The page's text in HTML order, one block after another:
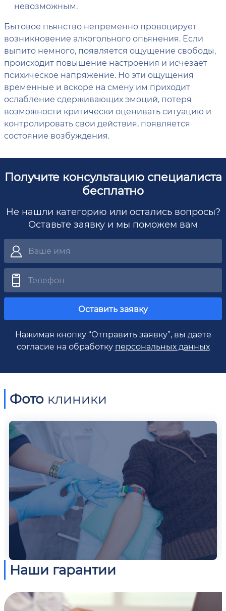
невозможным.
Бытовое пьянство непременно провоцирует
возникновение алкогольного опьянения. Если
выпито немного, появляется ощущение свободы,
происходит повышение настроения и исчезает
психическое напряжение. Но эти ощущения
временные и вскоре на смену им приходит
ослабление сдерживающих эмоций, потеря
возможности критически оценивать ситуацию и
контролировать свои действия, появляется
состояние возбуждения.
Получите консультацию специалиста
бесплатно
Не нашли категорию или остались вопросы?
Оставьте заявку и мы поможем вам
Оставить заявку
Нажимая кнопку “Отправить заявку”, вы даете
согласие на обработку персональных данных
Фото клиники
Наши гарантии